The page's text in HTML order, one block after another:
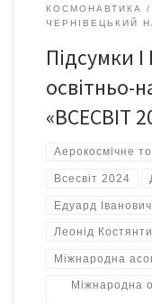
КОСМОНАВТИКА
ЧЕРНІВЕЦЬКИЙ
Підсумки
освітньо-
«ВСЕСВІТ
Аерокосмічне
Всесвіт 2024
Едуард
Леонід
Міжнародна
Міжнародна